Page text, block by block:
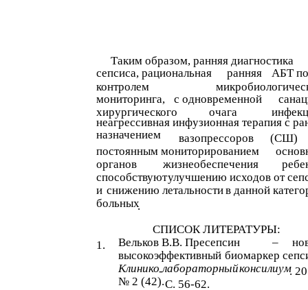
Таким образом, ранняя диагностика
сепсиса, рациональная
ранняя
АБТ
контролем
мониторинга,
с одновременной
хирургического
очага
неагрессивная инфузионная терапия с
назначением
вазопрессоров
(СШ)
постоянным мониторированием
органов
жизнеобеспечения
способствуютулучшению исходов от
и снижению летальностив данной
больных.
СПИСОК ЛИТЕРАТУРЫ:
1.
Вельков В.В. Пресепсин –
высокоэффективный биомаркер
Клинико-лабораторныйконсилиум.
№ 2 (42).C. 56-62.